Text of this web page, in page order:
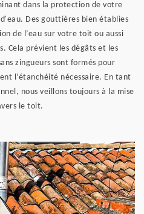
dans la protection de votre
Des gouttières bien établies
de l’eau sur votre toit ou aussi
Cela prévient les dégâts et les
zingueurs sont formés pour
l’étanchéité nécessaire. En tant
nous veillons toujours à la mise
le toit.